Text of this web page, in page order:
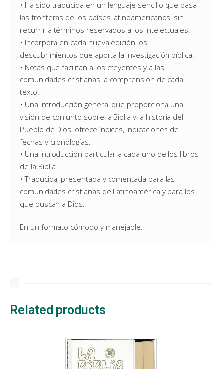
• Ha sido traducida en un lenguaje sencillo que pasa
las fronteras de los países latinoamericanos, sin
recurrir a términos reservados a los intelectuales.
• Incorpora en cada nueva edición los
descubrimientos que aporta la investigación bíblica.
• Notas que facilitan a los creyentes y a las
comunidades cristianas la comprensión de cada
texto.
• Una introducción general que proporciona una
visión de conjunto sobre la Biblia y la historia del
Pueblo de Dios, ofrece índices, indicaciones de
fechas y cronologías.
• Una introducción particular a cada uno de los libros
de la Biblia.
• Traducida, presentada y comentada para las
comunidades cristianas de Latinoamérica y para los
que buscan a Dios.
En un formato cómodo y manejable.
Related products